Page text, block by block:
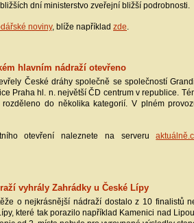
dní ministerstvo zveřejní bližší podrobnosti.
noviny, blíže například zde.
hlavním nádraží otevřeno
České dráhy společně se společností
Praha hl. n. největší ČD centrum v republice.
do několika kategorií. V plném
otevření naleznete na serveru
vyhrály Zahrádky u České Lípy
o nejkrásnější nádraží dostalo z 10 finalistů
které tak porazilo například Kamenici nad